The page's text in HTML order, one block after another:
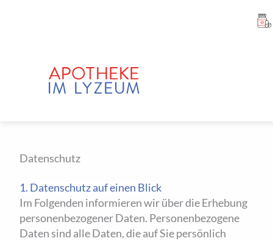
Datenschutz
1. Datenschutz auf einen Blick
Im Folgenden informieren wir über die Erhebung
personenbezogener Daten. Personenbezogene
Daten sind alle Daten, die auf Sie persönlich